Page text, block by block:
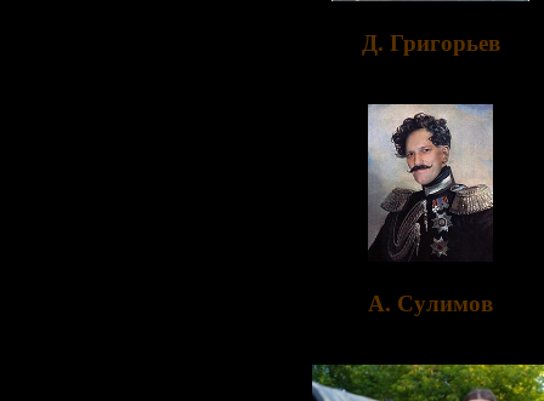
Д. Григорьев
A. Сулимов